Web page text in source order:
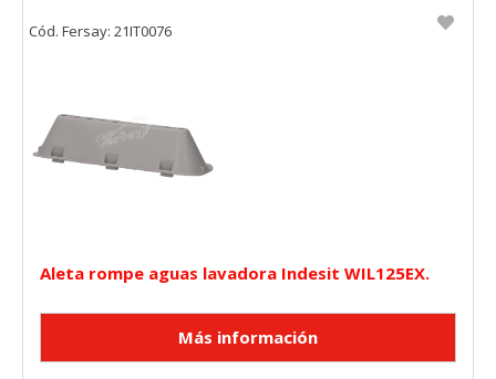
Aleta rompe aguas lavadora Indesit WIL125EX.
Cód. Fersay: 21IT0076